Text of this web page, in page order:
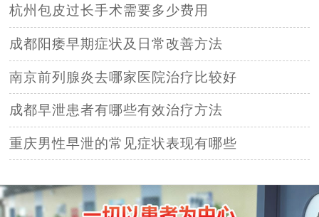
杭州包皮过长手术需要多少费用
成都阳痿早期症状及日常改善方法
南京前列腺炎去哪家医院治疗比较好
成都早泄患者有哪些有效治疗方法
重庆男性早泄的常见症状表现有哪些